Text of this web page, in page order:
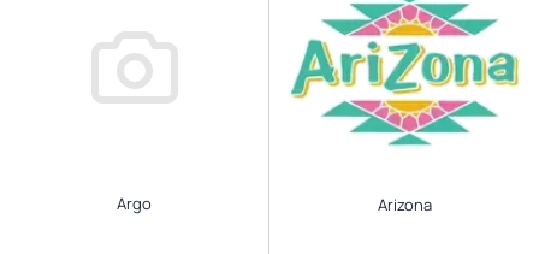
Argo Arizona